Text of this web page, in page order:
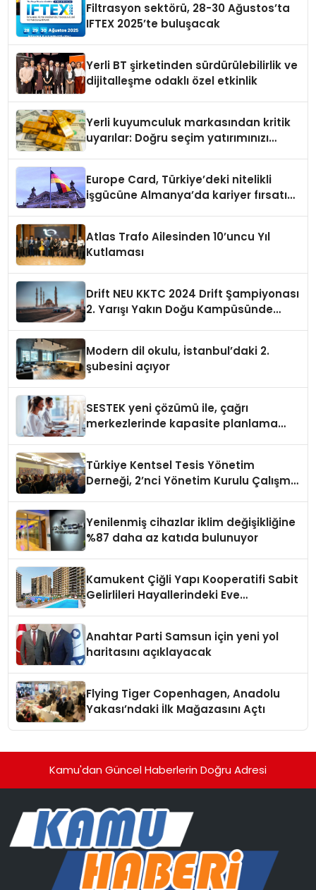
Filtrasyon sektörü, 28-30 Ağustos’ta
IFTEX 2025’te buluşacak
Yerli BT şirketinden sürdürülebilirlik ve
dijitalleşme odaklı özel etkinlik
Yerli kuyumculuk markasından kritik
uyarılar: Doğru seçim yatırımınızı
Europe Card, Türkiye’deki nitelikli
işgücüne Almanya’da kariyer fırsatı
Atlas Trafo Ailesinden 10’uncu Yıl
Kutlaması
Drift NEU KKTC 2024 Drift Şampiyonası
2. Yarışı Yakın Doğu Kampüsünde
Modern dil okulu, İstanbul’daki 2.
şubesini açıyor
SESTEK yeni çözümü ile, çağrı
merkezlerinde kapasite planlama
Türkiye Kentsel Tesis Yönetim
Derneği, 2’nci Yönetim Kurulu Çalışma
Yenilenmiş cihazlar iklim değişikliğine
%87 daha az katıda bulunuyor
Kamukent Çiğli Yapı Kooperatifi Sabit
Gelirlileri Hayallerindeki Eve
Anahtar Parti Samsun için yeni yol
haritasını açıklayacak
Flying Tiger Copenhagen, Anadolu
Yakası’ndaki İlk Mağazasını Açtı
Kamu'dan Güncel Haberlerin Doğru Adresi